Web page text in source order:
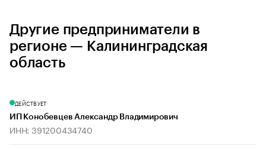
Другие предприниматели в
регионе — Калининградская
область
ДЕЙСТВУЕТ
ИП Конобевцев Александр Владимирович
ИНН: 391200434740